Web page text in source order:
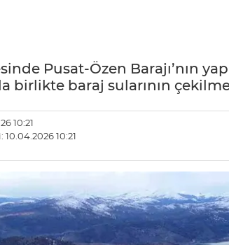
Pusat-Özen Barajı’nın
birlikte baraj sularının
10:21
10:21